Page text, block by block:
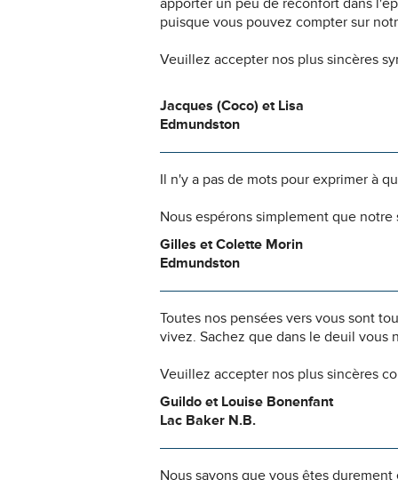
apporter un peu de réconfort dans
puisque vous pouvez compter sur
Veuillez accepter nos plus sincères
Jacques (Coco) et Lisa
Edmundston
Il n'y a pas de mots pour exprimer à
Nous espérons simplement que
Gilles et Colette Morin
Edmundston
Toutes nos pensées vers vous sont
vivez. Sachez que dans le deuil vous
Veuillez accepter nos plus sincères
Guildo et Louise Bonenfant
Lac Baker N.B.
Nous savons que vous êtes